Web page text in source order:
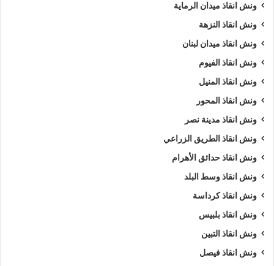
ونش انقاذ ميدان الرماية
ونش انقاذ النزهة
ونش انقاذ ميدان لبنان
ونش انقاذ الفيوم
ونش انقاذ المنيل
ونش انقاذ المحور
ونش انقاذ مدينة نصر
ونش انقاذ الطريق الزراعي
ونش انقاذ حدائق الأهرام
ونش انقاذ وسط البلد
ونش انقاذ كرداسة
ونش انقاذ بلبيس
ونش انقاذ التبين
ونش انقاذ فيصل